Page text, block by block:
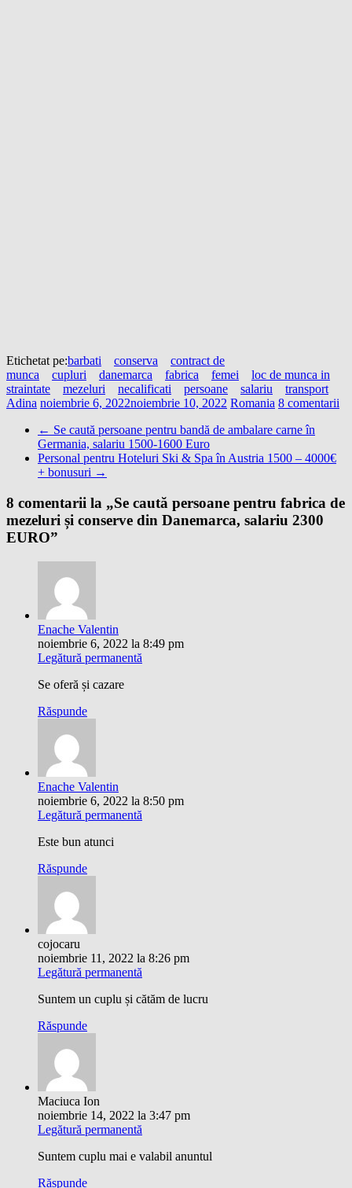
Etichetat pe:barbati conserva
contract de
munca
cupluri danemarca fabrica femei
loc de munca in
straintate
mezeluri necalificati persoane salariu
transport
Adina noiembrie 6, 2022noiembrie 10, 2022 Romania 8 comentarii
← Se caută persoane pentru bandă de ambalare carne în
Germania, salariu 1500-1600 Euro
Personal pentru Hoteluri Ski & Spa în Austria 1500 – 4000€
+ bonusuri →
8 comentarii la „Se caută persoane pentru fabrica de
mezeluri și conserve din Danemarca, salariu 2300
EURO”
Enache Valentin
noiembrie 6, 2022 la 8:49 pm
Legătură permanentă
Se oferă și cazare
Răspunde
Enache Valentin
noiembrie 6, 2022 la 8:50 pm
Legătură permanentă
Este bun atunci
Răspunde
cojocaru
noiembrie 11, 2022 la 8:26 pm
Legătură permanentă
Suntem un cuplu și cătăm de lucru
Răspunde
Maciuca Ion
noiembrie 14, 2022 la 3:47 pm
Legătură permanentă
Suntem cuplu mai e valabil anuntul
Răspunde